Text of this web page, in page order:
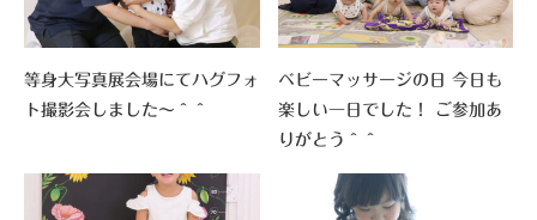
等身大写真展会場にてハグフォ
ト撮影会しました～＾＾
ベビーマッサージの日 今日も
楽しい一日でした！ ご参加あ
りがとう＾＾